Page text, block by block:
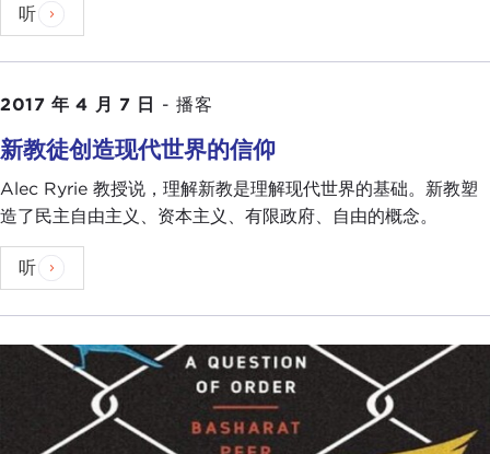
听
2017 年 4 月 7 日 - 播客
新教徒创造现代世界的信仰
Alec Ryrie 教授说，理解新教是理解现代世界的基础。新教塑
造了民主自由主义、资本主义、有限政府、自由的概念。
听